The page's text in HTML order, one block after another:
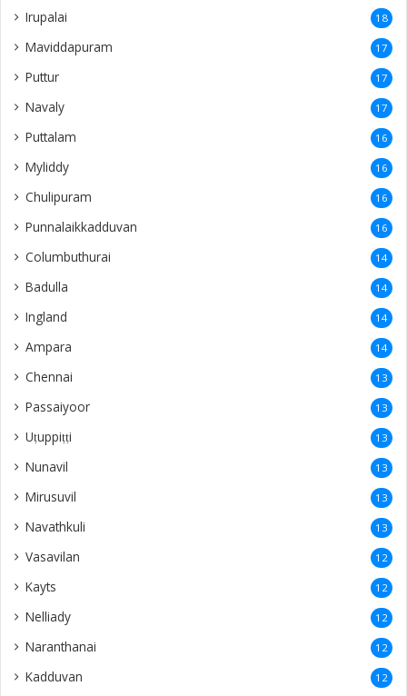
Irupalai 18
Maviddapuram 17
Puttur 17
Navaly 17
Puttalam 16
Myliddy 16
Chulipuram 16
Punnalaikkadduvan 16
Columbuthurai 14
Badulla 14
Ingland 14
Ampara 14
Chennai 13
Passaiyoor 13
Uṭuppiṭṭi 13
Nunavil 13
Mirusuvil 13
Navathkuli 13
Vasavilan 12
Kayts 12
Nelliady 12
Naranthanai 12
Kadduvan 12